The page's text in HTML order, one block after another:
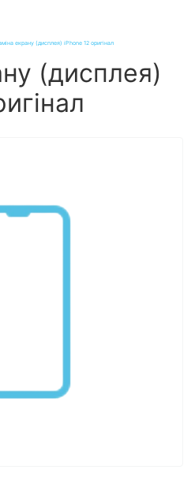
екрану (дисплея) iPhone 12 оригінал
(дисплея)